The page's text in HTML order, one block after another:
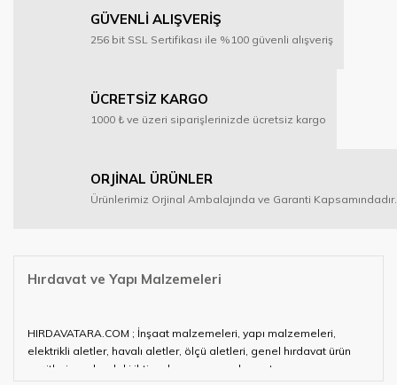
GÜVENLİ ALIŞVERİŞ
256 bit SSL Sertifikası ile %100 güvenli alışveriş
ÜCRETSİZ KARGO
1000 ₺ ve üzeri siparişlerinizde ücretsiz kargo
ORJİNAL ÜRÜNLER
Ürünlerimiz Orjinal Ambalajında ve Garanti Kapsamındadır.
Hırdavat ve Yapı Malzemeleri
HIRDAVATARA.COM ; İnşaat malzemeleri, yapı malzemeleri,
elektrikli aletler, havalı aletler, ölçü aletleri, genel hırdavat ürün
çeşitleri ve alandaki ihtiyaçlarınızın neredeyse tamamını